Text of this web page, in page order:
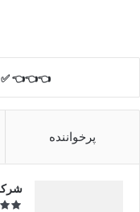
👈👈👈 ✅
پرخواننده